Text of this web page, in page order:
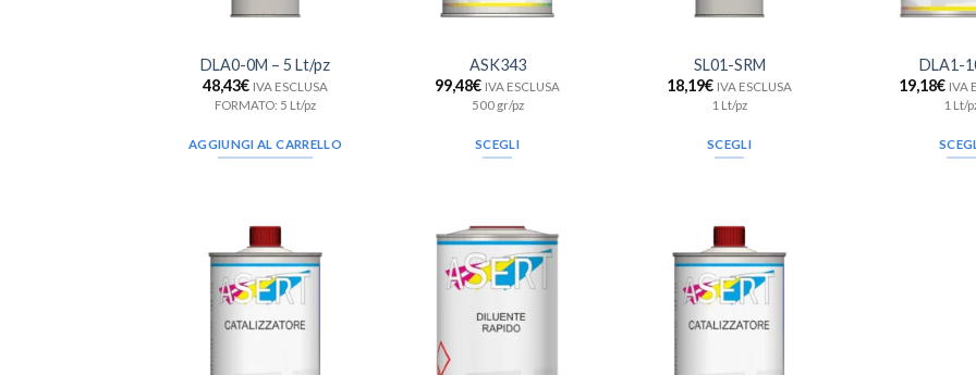
DLA0-0M – 5 Lt/pz
48,43€ IVA ESCLUSA
FORMATO: 5 Lt/pz
AGGIUNGI AL CARRELLO
ASK343
99,48€ IVA ESCLUSA
500 gr/pz
SCEGLI
SL01-SRM
18,19€ IVA ESCLUSA
1 Lt/pz
SCEGLI
DLA1-
19,18€ IVA
1 Lt/
Aggiungi
alla lista
desideri
Aggiungi
Aggiungi
alla lista
desideri